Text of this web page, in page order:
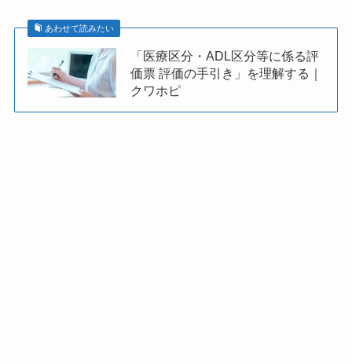
あわせて読みたい
「医療区分・ADL区分等に係る評
価票 評価の手引き」を理解する｜
クワホピ